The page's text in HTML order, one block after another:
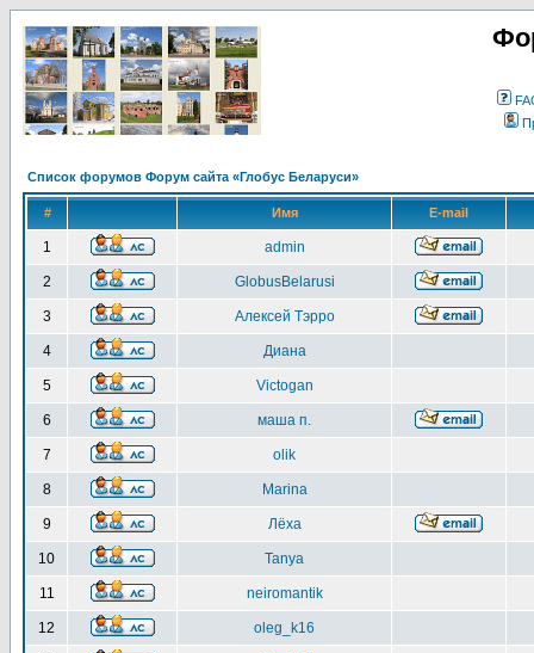
Список форумов Форум сайта «Глобус Беларуси»
# Имя E-mail
1 admin
2 GlobusBelarusi
3 Алексей Тэрро
4 Диана
5 Victogan
6 маша п.
7 olik
8 Marina
9 Лёха
10 Tanya
11 neiromantik
12 oleg_k16